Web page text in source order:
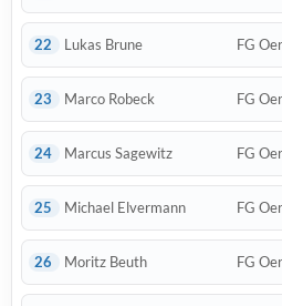
22 Lukas Brune
23 Marco Robeck
24 Marcus Sagewitz
25 Michael Elvermann
26 Moritz Beuth